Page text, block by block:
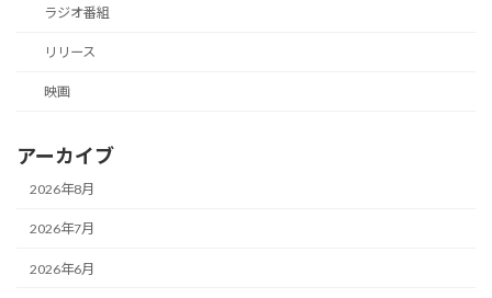
ラジオ番組
リリース
映画
アーカイブ
2026年8月
2026年7月
2026年6月